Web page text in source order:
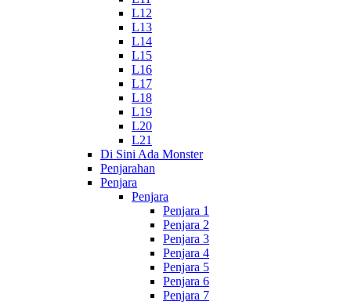
L12
L13
L14
L15
L16
L17
L18
L19
L20
L21
Di Sini Ada Monster
Penjarahan
Penjara
Penjara
Penjara 1
Penjara 2
Penjara 3
Penjara 4
Penjara 5
Penjara 6
Penjara 7